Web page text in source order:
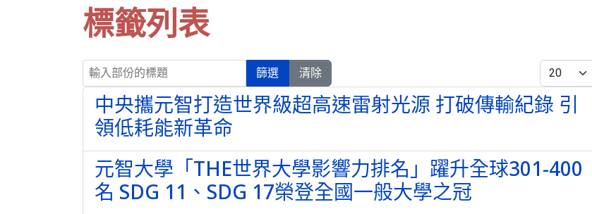
標籤列表
輸入部份的標題 篩選 清除 每頁顯示
中央攜元智打造世界級超高速雷射光源 打破傳輸紀錄 引
領低耗能新革命
元智大學「THE世界大學影響力排名」躍升全球301-400
名 SDG 11、SDG 17榮登全國一般大學之冠